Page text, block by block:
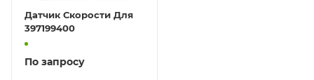
Датчик Скорости Для
397199400
По запросу